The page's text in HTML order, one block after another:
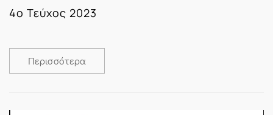
4ο Τεύχος 2023
Περισσότερα